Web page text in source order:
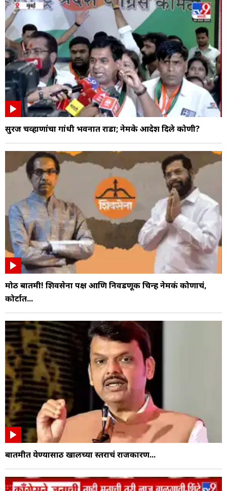
सुरज चव्हाणांचा गांधी भवनात राडा; नेमके आदेश दिले कोणी?
मोठी बातमी! शिवसेना पक्ष आणि निवडणूक चिन्ह नेमकं कोणाचं,
कोर्टात...
बातमीत येण्यासाठी खालच्या स्तराचं राजकारण...